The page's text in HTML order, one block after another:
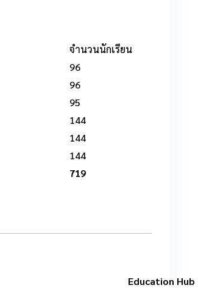
จำนวนนักเรียน
96
96
95
144
144
144
719
Education Hub